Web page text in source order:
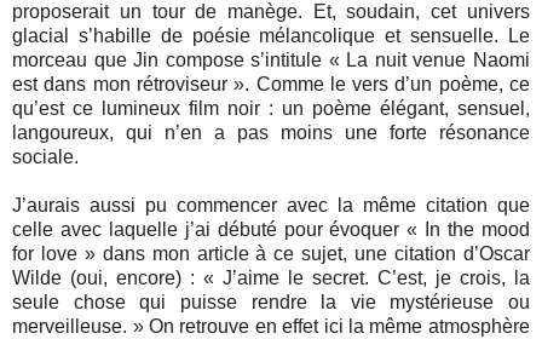
proposerait un tour de manège. Et, soudain, cet univers
glacial s’habille de poésie mélancolique et sensuelle. Le
morceau que Jin compose s’intitule « La nuit venue Naomi
est dans mon rétroviseur ». Comme le vers d’un poème, ce
qu’est ce lumineux film noir : un poème élégant, sensuel,
langoureux, qui n’en a pas moins une forte résonance
sociale.
J’aurais aussi pu commencer avec la même citation que
celle avec laquelle j’ai débuté pour évoquer « In the mood
for love » dans mon article à ce sujet, une citation d’Oscar
Wilde (oui, encore) : « J’aime le secret. C’est, je crois, la
seule chose qui puisse rendre la vie mystérieuse ou
merveilleuse. » On retrouve en effet ici la même atmosphère